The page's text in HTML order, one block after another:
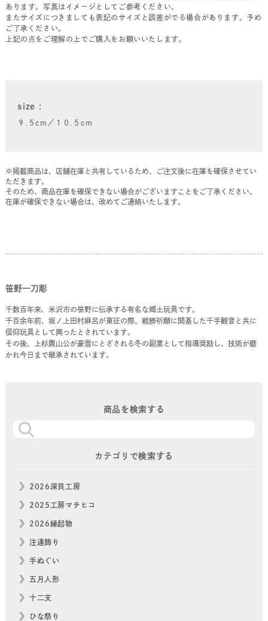
あります。写真はイメージとしてご参考ください。
またサイズにつきましても表記のサイズと誤差がでる場合があります。予め
ご了承ください。
上記の点をご理解の上でご購入をお願いいたします。
size
９.５cm／１０.５cm
※掲載商品は、店舗在庫と共有しているため、ご注文後に在庫を確保させてい
ただきます。
そのため、商品在庫を確保できない場合がございますことをご了承ください。
在庫が確保できない場合は、改めてご連絡いたします。
笹野一刀彫
千数百年来、米沢市の笹野に伝承する有名な郷土玩具です。
千百余年前、坂ノ上田村麻呂が東征の際、戦勝祈願に開基した千手観音と共に
信仰玩具として興ったとされています。
その後、上杉鷹山公が豪雪にとざされる冬の副業として指導奨励し、技術が磨
かれ今日まで継承されています。
商品を検索する
カテゴリで検索する
2026深貝工房
2025工房マチヒコ
2026縁起物
注連飾り
手ぬぐい
五月人形
十二支
ひな祭り